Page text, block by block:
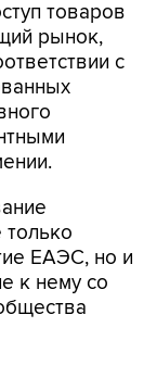
товаров
рынок,
с
ЕАЭС, но и
к нему со